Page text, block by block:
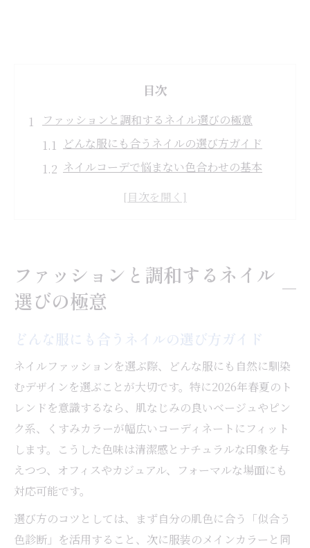
目次
ファッションと調和するネイル選びの極意
どんな服にも合うネイルの選び方ガイド
ネイルコーデで悩まない色合わせの基本
ネイルと服の相性を高めるポイント集
服に似合うネイルデザイン最新トレンド
2026年春夏ネイルトレンド注目デザイン
マグネットネイルが今季ファッションに映
える理由
フラワーネイルで女性らしさをプラスする
方法
ドット柄ネイルで服と遊び心を合わせるコ
ツ
ネイルデザインで服の印象をアップデート
清潔感を演出するネイルのコーデ術
ネイルと服で叶える清潔感のある手元作り
オフィスにも最適なネイルコーデの極意
ファッションと調和するネイル
選びの極意
どんな服にも合うネイルの選び方ガイド
ネイルファッションを選ぶ際、どんな服にも自然に馴染
むデザインを選ぶことが大切です。特に2026年春夏のト
レンドを意識するなら、肌なじみの良いベージュやピン
ク系、くすみカラーが幅広いコーディネートにフィット
します。こうした色味は清潔感とナチュラルな印象を与
えつつ、オフィスやカジュアル、フォーマルな場面にも
対応可能です。
選び方のコツとしては、まず自分の肌色に合う「似合う
色診断」を活用すること、次に服装のメインカラーと同